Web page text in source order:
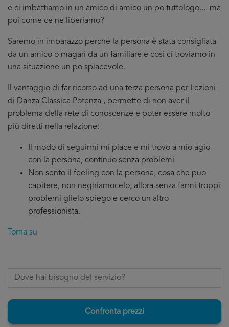
e ci imbattiamo in un amico di amico un po tuttologo.... ma
poi come ce ne liberiamo?
Saremo in imbarazzo perché la persona è stata consigliata
da un amico o magari da un familiare e cosi ci troviamo in
una situazione un po spiacevole.
Il vantaggio di far ricorso ad una terza persona per Lezioni
di Danza Classica Potenza , permette di non aver il
problema della rete di conoscenze e poter essere molto
più diretti nella relazione:
Il modo di seguirmi mi piace e mi trovo a mio agio
con la persona, continuo senza problemi
Non sento il feeling con la persona, cosa che puo
capitere, non neghiamocelo, allora senza farmi troppi
problemi glielo spiego e cerco un altro
professionista.
Torna su
Confronta prezzi